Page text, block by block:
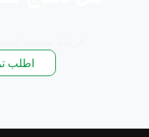
اطلب